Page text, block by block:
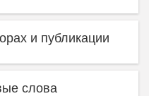
и публикации
слова